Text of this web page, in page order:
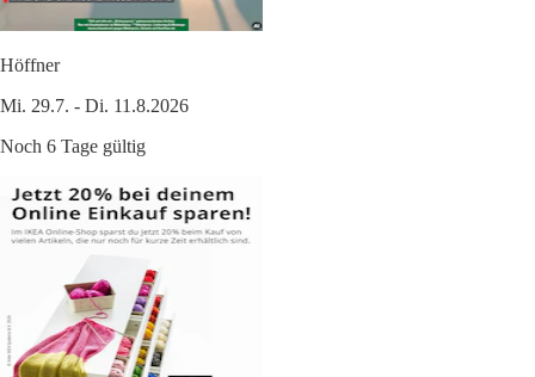
Höffner
Mi. 29.7. - Di. 11.8.2026
Noch 6 Tage gültig